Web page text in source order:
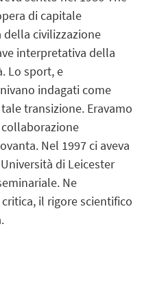
di capitale
civilizzazione
interpretativa della
Lo sport, e
indagati come
transizione. Eravamo
Nel 1997 ci aveva
di Leicester
Ne
il rigore scientifico